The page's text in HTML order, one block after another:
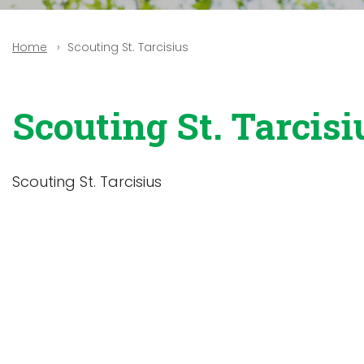
Home Scouting St. Tarcisius
Scouting St.
Scouting St. Tarcisius